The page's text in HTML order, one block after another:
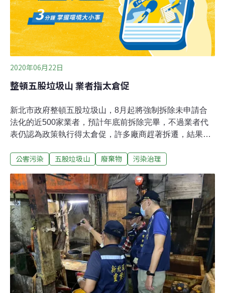
2020年06月22日
整頓五股垃圾山 業者指太倉促
新北市政府整頓五股垃圾山，8月起將強制拆除未申請合
法化的近500家業者，預計年底前拆除完畢，不過業者代
表仍認為政策執行得太倉促，許多廠商趕著拆遷，結果還
面普查，予以協助。無法申請合法化的廠商，多卡在地主
間，若在7月底尚未搬遷、拆除，市府將從8月1日起強制
拆除。城鄉局表示，針對申請計畫中的廠商，會協助取得
用地及申請建築合法化。五股擴大都計區權益促進會總幹
事黃淑華指出，促進會約有200名廠商代表，未來將改往
推動發展的方向，將做為資訊交流的平台，同時希望市府
能看到廠商的困難積極協調。
公害污染 五股垃圾山 廢棄物 污染治理